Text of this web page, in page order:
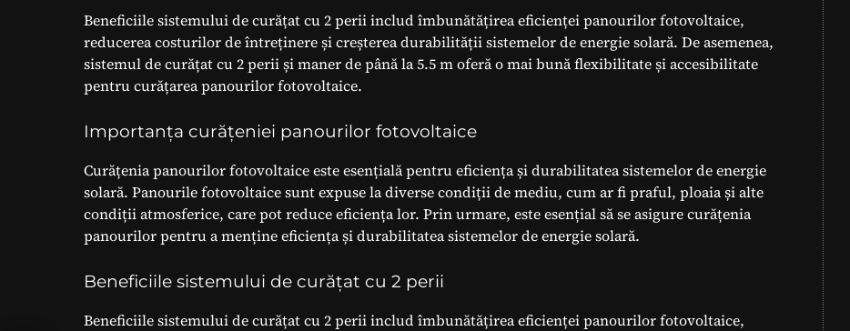
Beneficiile sistemului de curățat cu 2 perii includ îmbunătățirea eficienței panourilor fotovoltaice,
reducerea costurilor de întreținere și creșterea durabilității sistemelor de energie solară. De asemenea,
sistemul de curățat cu 2 perii și maner de până la 5.5 m oferă o mai bună flexibilitate și accesibilitate
pentru curățarea panourilor fotovoltaice.
Importanța curățeniei panourilor fotovoltaice
Curățenia panourilor fotovoltaice este esențială pentru eficiența și durabilitatea sistemelor de energie
solară. Panourile fotovoltaice sunt expuse la diverse condiții de mediu, cum ar fi praful, ploaia și alte
condiții atmosferice, care pot reduce eficiența lor. Prin urmare, este esențial să se asigure curățenia
panourilor pentru a menține eficiența și durabilitatea sistemelor de energie solară.
Beneficiile sistemului de curățat cu 2 perii
Beneficiile sistemului de curățat cu 2 perii includ îmbunătățirea eficienței panourilor fotovoltaice,